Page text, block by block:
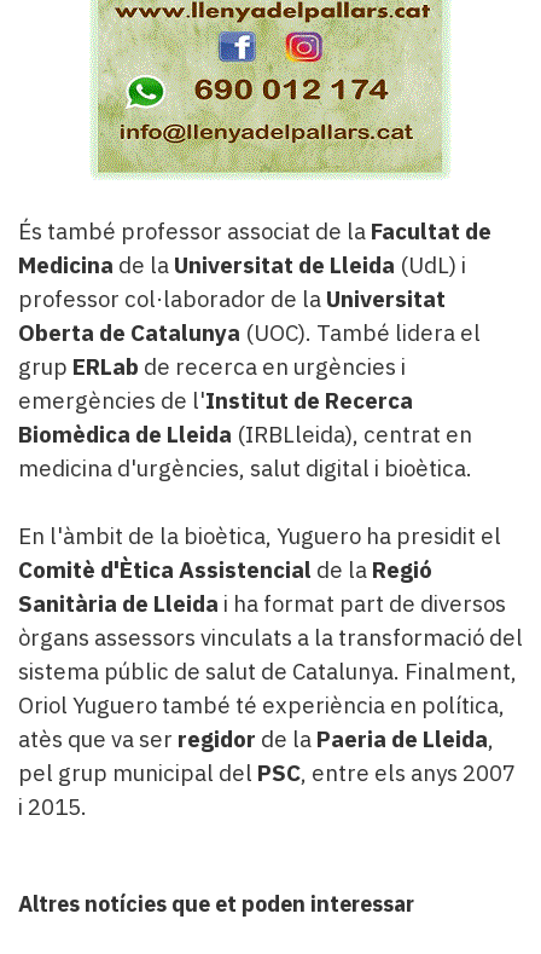
És també professor associat de la Facultat de
Medicina de la Universitat de Lleida (UdL) i
professor col·laborador de la Universitat
Oberta de Catalunya (UOC). També lidera el
grup ERLab de recerca en urgències i
emergències de l'Institut de Recerca
Biomèdica de Lleida (IRBLleida), centrat en
medicina d'urgències, salut digital i bioètica.
En l'àmbit de la bioètica, Yuguero ha presidit el
Comitè d'Ètica Assistencial de la Regió
Sanitària de Lleida i ha format part de diversos
òrgans assessors vinculats a la transformació del
sistema públic de salut de Catalunya. Finalment,
Oriol Yuguero també té experiència en política,
atès que va ser regidor de la Paeria de Lleida,
pel grup municipal del PSC, entre els anys 2007
i 2015.
Altres notícies que et poden interessar